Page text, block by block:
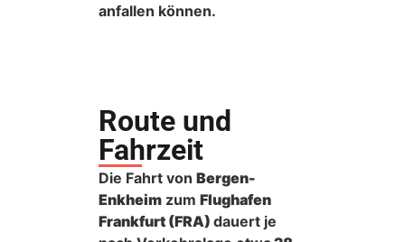
anfallen können.
Route und
Fahrzeit
Die Fahrt von Bergen-
Enkheim zum Flughafen
Frankfurt (FRA) dauert je